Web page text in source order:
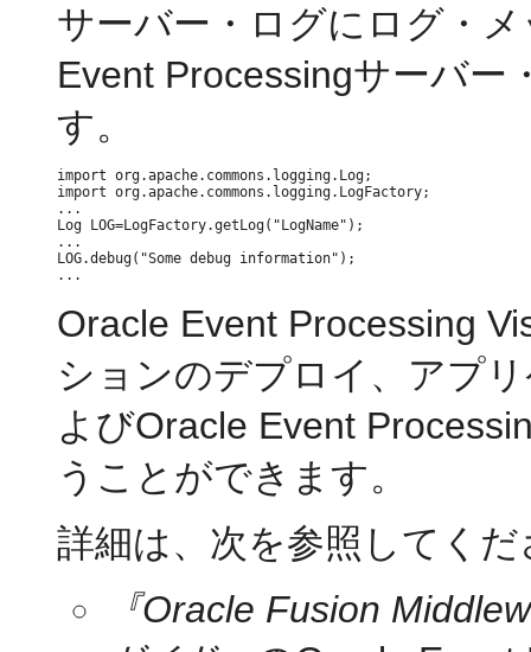
サーバー・ログにログ・
Event Processingサーバ
す。
import org.apache.commons.logging.Log;
import org.apache.commons.logging.LogFactory;
...
Log LOG=LogFactory.getLog("LogName");
...
LOG.debug("Some debug information");
Oracle Event Processing
ションのデプロイ、アプ
よびOracle Event
うことができます。
詳細は、次を参照してくだ
『Oracle Fusion